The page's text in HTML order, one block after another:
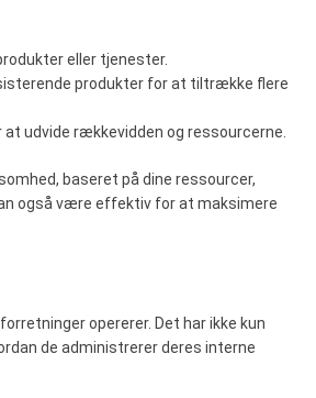
eller tjenester.
produkter for at tiltrække flere
udvide rækkevidden og ressourcerne.
baseret på dine ressourcer,
også være effektiv for at maksimere
opererer. Det har ikke kun
de administrerer deres interne